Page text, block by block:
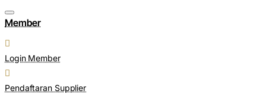
Member
Login Member
Pendaftaran Supplier